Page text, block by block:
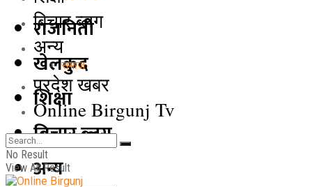
राजनिती
खेलकुद
शिक्षा
बिचार ब्लग
अन्य
बिचार ब्लग
अन्य
समाज
प्रदेश खबर
Online Birgunj Tv
No Result
View All Result